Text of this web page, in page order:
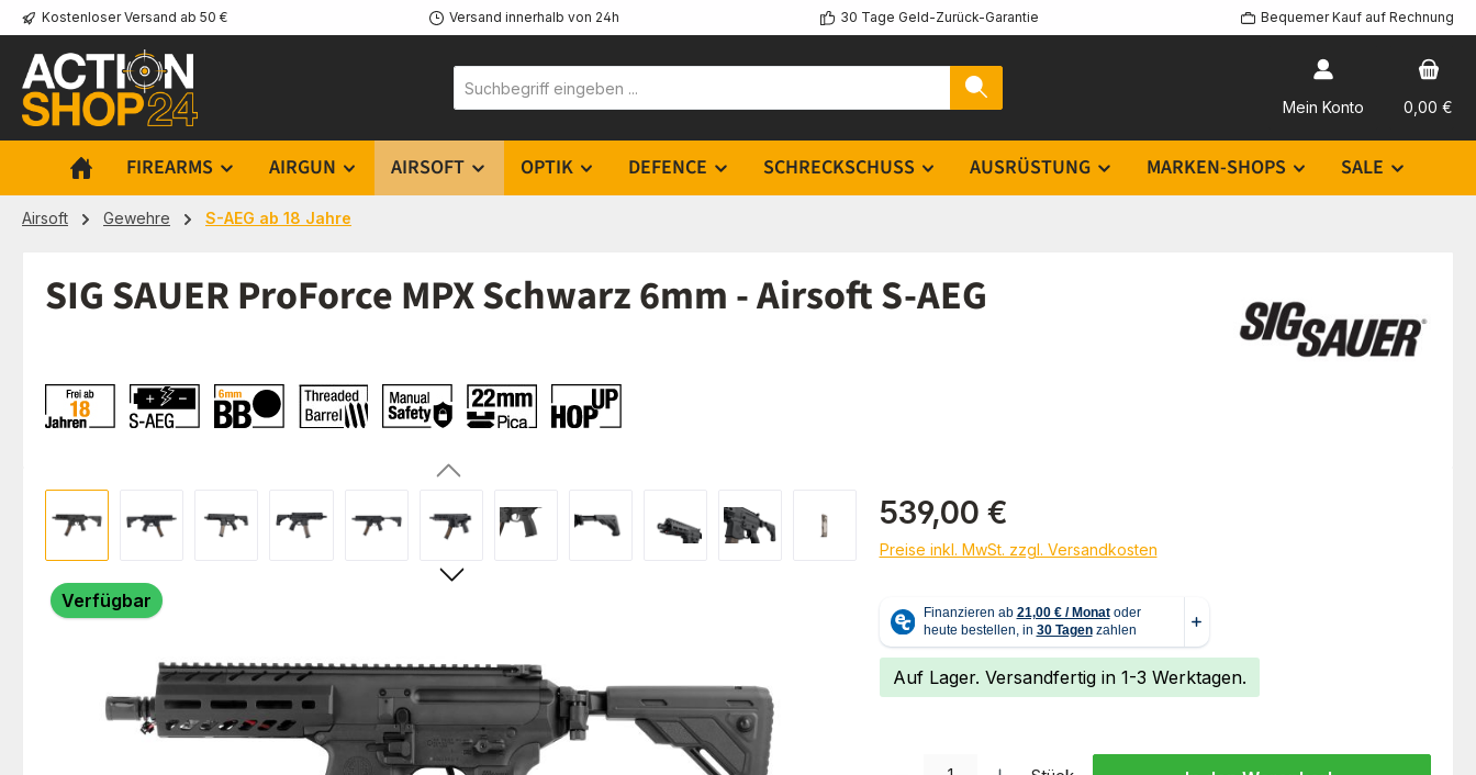
Hauptinhalt springen
Zur Suche springen
Zur Hauptnavigation springen
Kostenloser Versand ab 50 € Versand innerhalb von 24h 30 Tage Geld-Zurück-Garantie Bequemer Kauf auf Rechnung
Mein Konto 0,00 €
FIREARMS AIRGUN AIRSOFT OPTIK DEFENCE SCHRECKSCHUSS AUSRÜSTUNG MARKEN-SHOPS SALE
Airsoft Gewehre S-AEG ab 18 Jahre
SIG SAUER ProForce MPX Schwarz 6mm - Airsoft S-AEG
Verfügbar
Regulärer Preis:
539,00 €
Preise inkl. MwSt. zzgl. Versandkosten
Auf Lager. Versandfertig in 1-3 Werktagen.
Produkt Anzahl: Gib den gewünschten Wert ein oder benutze die Schaltflächen